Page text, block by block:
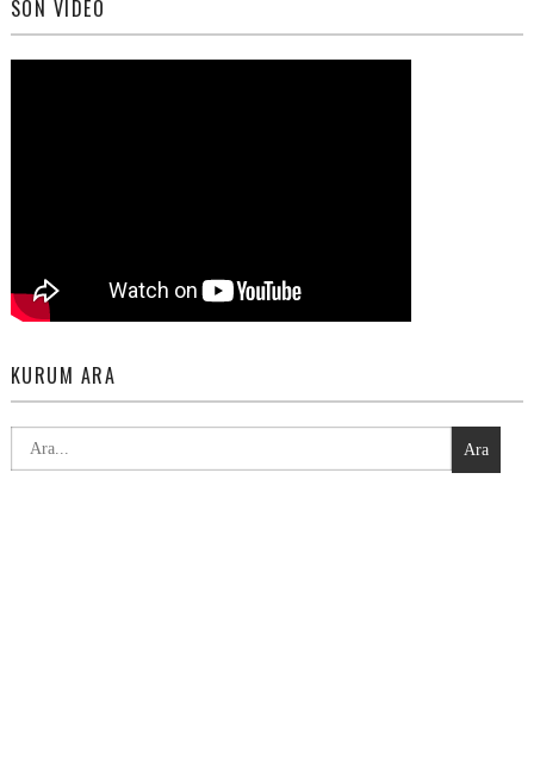
SON VIDEO
KURUM ARA
Ara